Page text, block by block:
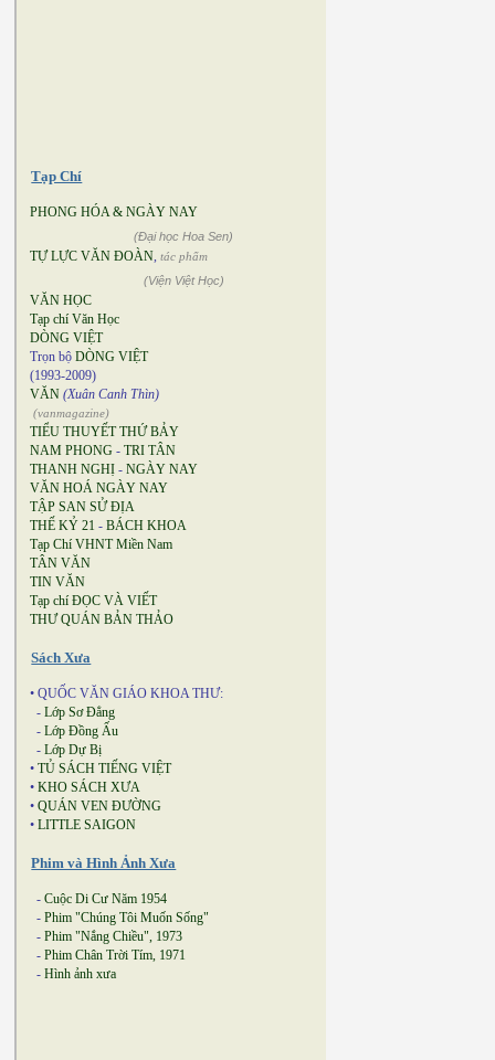
Tạp Chí
PHONG HÓA & NGÀY NAY
(Đại học Hoa Sen)
TỰ LỰC VĂN ĐOÀN, tác phẩm
(Viện Việt Học)
VĂN HỌC
Tạp chí Văn Học
DÒNG VIỆT
Trọn bộ DÒNG VIỆT
(1993-2009)
VĂN (Xuân Canh Thìn)
(vanmagazine)
TIỂU THUYẾT THỨ BẢY
NAM PHONG - TRI TÂN
THANH NGHỊ - NGÀY NAY
VĂN HOÁ NGÀY NAY
TẬP SAN SỬ ĐỊA
THẾ KỶ 21 - BÁCH KHOA
Tạp Chí VHNT Miền Nam
TÂN VĂN
TIN VĂN
Tạp chí ĐỌC VÀ VIẾT
THƯ QUÁN BẢN THẢO
Sách Xưa
• QUỐC VĂN GIÁO KHOA THƯ:
- Lớp Sơ Đẳng
- Lớp Đồng Ấu
- Lớp Dự Bị
• TỦ SÁCH TIẾNG VIỆT
• KHO SÁCH XƯA
• QUÁN VEN ĐƯỜNG
• LITTLE SAIGON
Phim và Hình Ảnh Xưa
- Cuộc Di Cư Năm 1954
- Phim "Chúng Tôi Muốn Sống"
- Phim "Nắng Chiều", 1973
- Phim Chân Trời Tím, 1971
- Hình ảnh xưa